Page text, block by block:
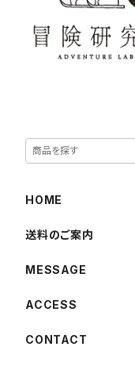
HOME
送料のご案内
MESSAGE
ACCESS
CONTACT